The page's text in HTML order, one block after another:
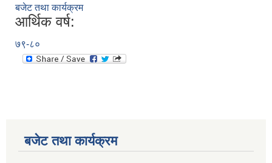
बजेट तथा कार्यक्रम
आर्थिक वर्ष:
७९-८०
बजेट तथा कार्यक्रम